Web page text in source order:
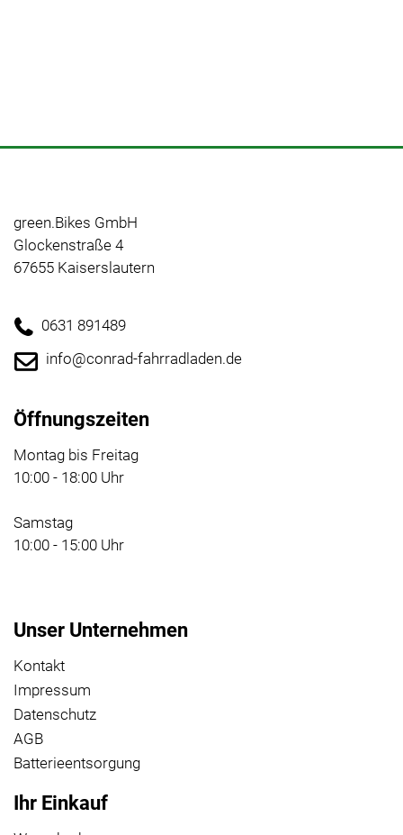
green.Bikes GmbH
Glockenstraße 4
67655 Kaiserslautern
0631 891489
info@conrad-fahrradladen.de
Öffnungszeiten
Montag bis Freitag
10:00 - 18:00 Uhr
Samstag
10:00 - 15:00 Uhr
Unser Unternehmen
Kontakt
Impressum
Datenschutz
AGB
Batterieentsorgung
Ihr Einkauf